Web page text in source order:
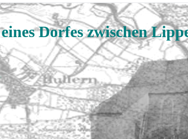
Dorfes zwischen